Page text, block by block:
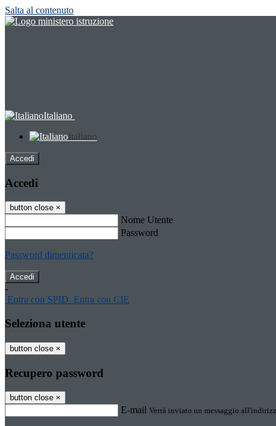
Salta al contenuto
Italiano
Italiano
Accedi
Accedi
button close ×
Nome Utente
Password
Password dimenticata?
-
Entra con SPID Entra con CIE
Seleziona utente
button close ×
Recupero password
button close ×
E-mail Verrà inviato un messaggio